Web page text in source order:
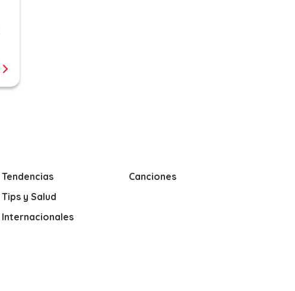
Tendencias
Tips y Salud
Internacionales
Canciones